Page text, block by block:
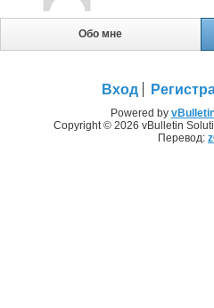
Обо мне
Вход
Powered by
Copyright © 2026 vBulletin
Перевод: